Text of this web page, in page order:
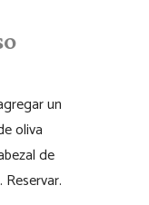
un
oliva
de